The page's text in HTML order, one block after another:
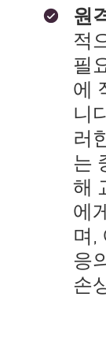
원
적
필
에
니
러
는
해
에
며,
응
손